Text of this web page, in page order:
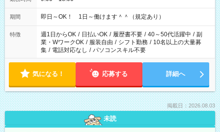
期間 即日～OK！ 1日～働けます＾＾（規定あり）
特徴 週1日からOK / 日払いOK / 履歴書不要 / 40～50代活躍中 / 副
業・WワークOK / 服装自由 / シフト勤務 / 10名以上の大量募
集 / 電話対応なし / パソコンスキル不要
気になる！ 応募する 詳細へ
掲載日：2026.08.03
未読